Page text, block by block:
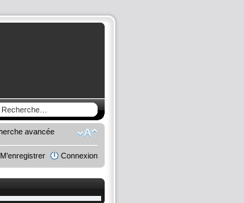
avancée
M’enregistrer Connexion